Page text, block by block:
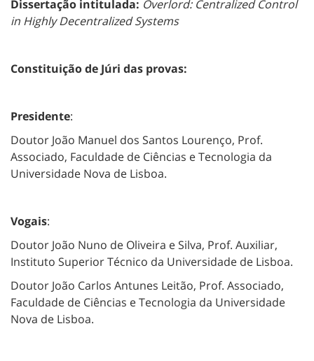
Dissertação intitulada: Overlord: Centralized Control
in Highly Decentralized Systems
Constituição de Júri das provas:
Presidente:
Doutor João Manuel dos Santos Lourenço, Prof.
Associado, Faculdade de Ciências e Tecnologia da
Universidade Nova de Lisboa.
Vogais:
Doutor João Nuno de Oliveira e Silva, Prof. Auxiliar,
Instituto Superior Técnico da Universidade de Lisboa.
Doutor João Carlos Antunes Leitão, Prof. Associado,
Faculdade de Ciências e Tecnologia da Universidade
Nova de Lisboa.